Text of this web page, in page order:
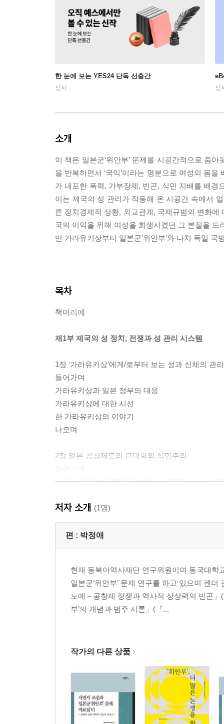
한 눈에 보는 YES24 단독 선출간
상시 상
소개
이 책은 일본군‘위안부’ 문제를 시공간적으로 줌
을 반복하면서 ‘국익’이라는 명분으로 여성의 몸
가 내포한 폭력, 가부장제, 빈곤, 식민 지배를 배경
이는 제국의 성 관리가 작동해 온 시공간 속에서
른 정치경제적 상황, 외교관계, 국제규범의 변화
국의 이익을 위해 여성을 희생시켰던 그 본질을
반 가라유키상부터 일본군‘위안부’와 나치 독일
목차
책머리에
제1부 제국의 성 정치, 전쟁과 성 관리 시스템
1장 ‘가라유키상’에게/로부터 보는 성과 신체의 관리
들어가며
가라유키상과 일본 정부의 대응
가라유키상에 대한 시선
한 가라유키상의 이야기
나오며
2장 일본 공창제도의 근대화와 식민주의
서구 군대의 성 감염증 대책에서 시작된 일본 공창
제국의 폐창운동과 그 식민주의
나오며
성폭력 생존자의 목소리, 여성주의 활동과 연구
독일 군인을 위한 군 매춘 제도(The military brothel
일본군‘위안소’와 비교
나오며
중첩된 가해시스템의 은폐
전시 성폭력의 지속으로서의 전후 성폭력 ‘문화’
관통과 중첩의 서사들
저자 소개 (1명)
편 : 박정애
현재 동북아역사재단 연구위원이며 동국대
일본군‘위안부’ 문제 연구를 하고 있으며 젠
노예－공창제 정쟁과 역사적 상상력의 빈곤
부’의 개념과 범주 시론」(『...
작가의 다른 상품